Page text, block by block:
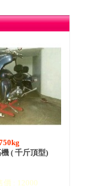
( 千斤頂型)
價 : 12000